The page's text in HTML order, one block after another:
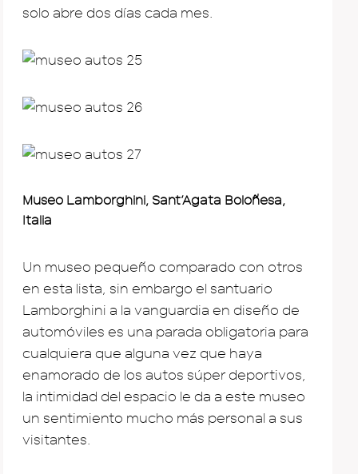
solo abre dos días cada mes.
Museo Lamborghini, Sant’Agata Boloñesa,
Italia
Un museo pequeño comparado con otros
en esta lista, sin embargo el santuario
Lamborghini a la vanguardia en diseño de
automóviles es una parada obligatoria para
cualquiera que alguna vez que haya
enamorado de los autos súper deportivos,
la intimidad del espacio le da a este museo
un sentimiento mucho más personal a sus
visitantes.